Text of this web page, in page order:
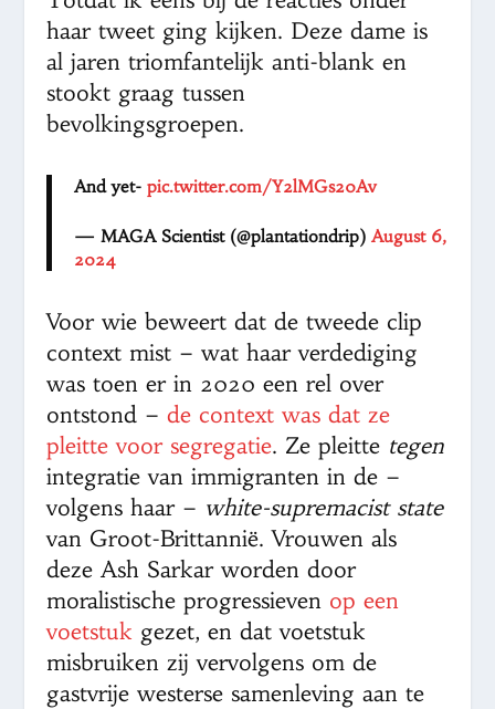
haar tweet ging kijken. Deze dame is
al jaren triomfantelijk anti-blank en
stookt graag tussen
bevolkingsgroepen.
And yet-pic.twitter.com/Y2lMGs20Av
— MAGA Scientist (@plantationdrip)August 6,
2024
Voor wie beweert dat de tweede clip
context mist – wat haar verdediging
was toen er in 2020 een rel over
ontstond –de context was dat ze
pleitte voor segregatie. Ze pleitte tegen
integratie van immigranten in de –
volgens haar – white-supremacist state
van Groot-Brittannië. Vrouwen als
deze Ash Sarkar worden door
moralistische progressieven op een
voetstuk gezet, en dat voetstuk
misbruiken zij vervolgens om de
gastvrije westerse samenleving aan te